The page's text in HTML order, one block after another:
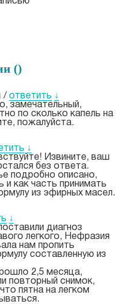
()
/ ответить ↓
замечательный,
по сколько капель на
пожалуйста.
↓
Извините, ваш
без ответа.
подробно описано,
и как часть принимать
из эфирных масел.
↓
диагноз
легкого, Нефразия
нам пропить
составленную из
2,5 месяца,
повторный снимок,
пятна на легком